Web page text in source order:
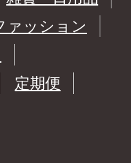
ァッション
定期便